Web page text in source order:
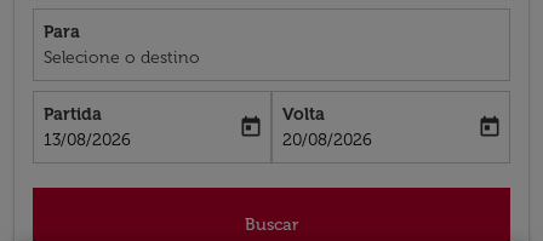
Para
Selecione o destino
Partida
fc-booking-departure-date-aria-label
13/08/2026
today
Volta
fc-booking-return-date-aria-label
20/08/2026
today
Buscar